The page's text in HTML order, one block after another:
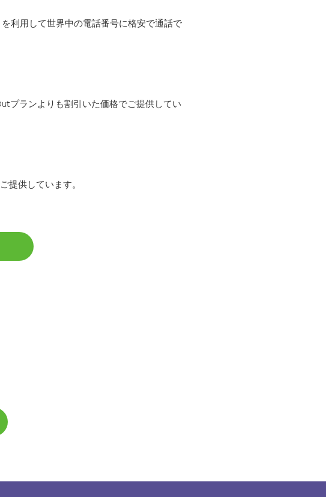
利用して世界中の電話番号に格安で通話で
プランよりも割引いた価格でご提供してい
提供しています。